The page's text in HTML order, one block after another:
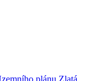
plánu Zlatá